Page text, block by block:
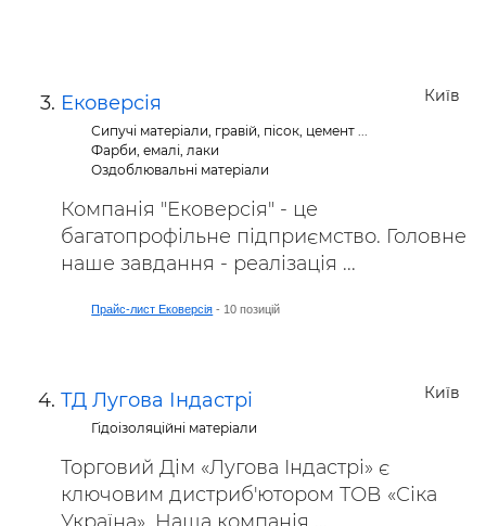
Київ
Ековерсія
Сипучі матеріали, гравій, пісок, цемент ...
Фарби, емалі, лаки
Оздоблювальні матеріали
Компанія "Ековерсія" - це
багатопрофільне підприємство. Головне
наше завдання - реалізація ...
Прайс-лист Ековерсія - 10 позицій
Київ
ТД Лугова Індастрі
Гідоізоляційні матеріали
Торговий Дім «Лугова Індастрі» є
ключовим дистриб'ютором ТОВ «Сіка